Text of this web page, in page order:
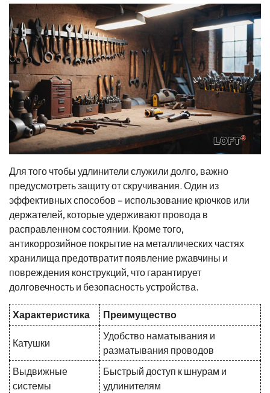
Для того чтобы удлинители служили долго, важно
предусмотреть защиту от скручивания. Один из
эффективных способов – использование крючков или
держателей, которые удерживают провода в
расправленном состоянии. Кроме того,
антикоррозийное покрытие на металлических частях
хранилища предотвратит появление ржавчины и
повреждения конструкций, что гарантирует
долговечность и безопасность устройства.
Характеристика Преимущество
Катушки
Удобство наматывания и
разматывания проводов
Выдвижные
системы
Быстрый доступ к шнурам и
удлинителям